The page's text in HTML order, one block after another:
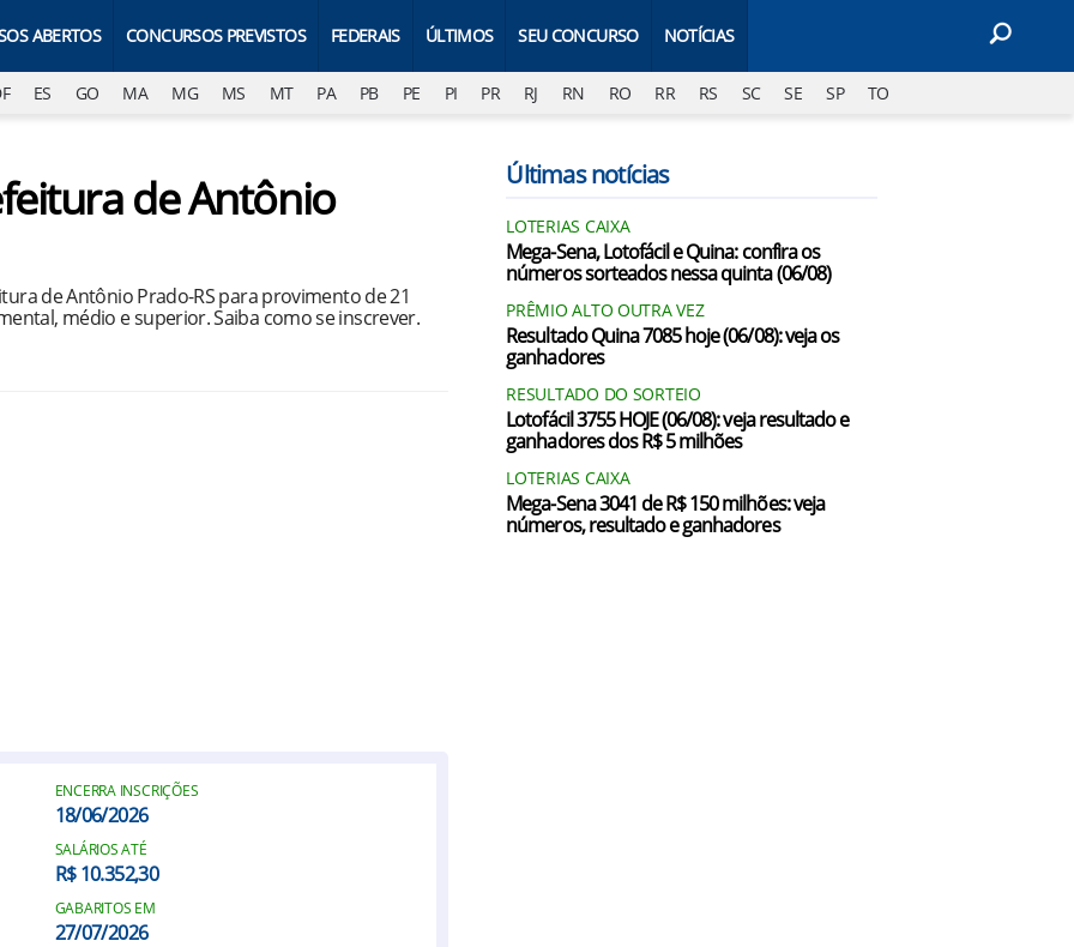
ABERTOS CONCURSOS PREVISTOS FEDERAIS ÚLTIMOS SEU CONCURSO NOTÍCIAS
ES GO MA MG MS MT PA PB PE PI PR RJ RN RO RR RS SC SE SP TO
de Antônio
de Antônio Prado-RS para provimento de 21
médio e superior. Saiba como se inscrever.
ENCERRA INSCRIÇÕES
18/06/2026
SALÁRIOS ATÉ
R$ 10.352,30
GABARITOS EM
27/07/2026
Últimas notícias
LOTERIAS CAIXA
Mega-Sena, Lotofácil e Quina: confira os
números sorteados nessa quinta (06/08)
PRÊMIO ALTO OUTRA VEZ
Resultado Quina 7085 hoje (06/08): veja os
ganhadores
RESULTADO DO SORTEIO
Lotofácil 3755 HOJE (06/08): veja resultado e
ganhadores dos R$ 5 milhões
LOTERIAS CAIXA
Mega-Sena 3041 de R$ 150 milhões: veja
números, resultado e ganhadores